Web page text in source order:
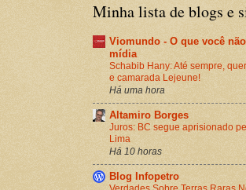
Minha lista de blogs e
Viomundo - O que você
mídia
Schabib Hany: Até sempre,
e camarada Lejeune!
Há uma hora
Altamiro Borges
Juros: BC segue aprisionado
Lima
Há 10 horas
Blog Infopetro